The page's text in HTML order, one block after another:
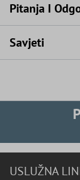
Pitanja I
Savjeti
USLUŽNA